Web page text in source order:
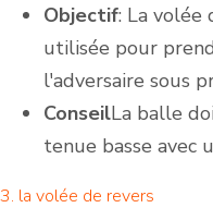
Objectif: La volée
utilisée pour
l'adversaire sous
ConseilLa balle
tenue basse avec
3. la volée de revers